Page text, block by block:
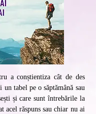
a conștientiza cât de des
un tabel pe o săptămână sau
și care sunt întrebările la
acel răspuns sau chiar nu ai